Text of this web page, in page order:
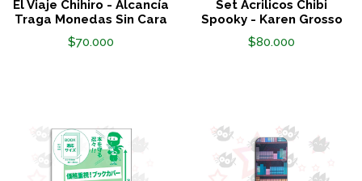
El Viaje Chihiro - Alcancía
Traga Monedas Sin Cara
$70.000
Set Acrilicos Chibi
Spooky - Karen Grosso
$80.000